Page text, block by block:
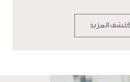
المزيد